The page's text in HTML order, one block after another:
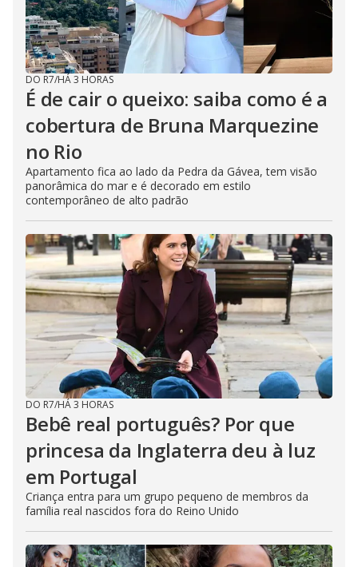
DO R7/HÁ 3 HORAS
É de cair o queixo: saiba como é a
cobertura de Bruna Marquezine
no Rio
Apartamento fica ao lado da Pedra da Gávea, tem visão
panorâmica do mar e é decorado em estilo
contemporâneo de alto padrão
DO R7/HÁ 3 HORAS
Bebê real português? Por que
princesa da Inglaterra deu à luz
em Portugal
Criança entra para um grupo pequeno de membros da
família real nascidos fora do Reino Unido